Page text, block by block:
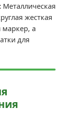
Металлическая
жесткая
маркер, а
для